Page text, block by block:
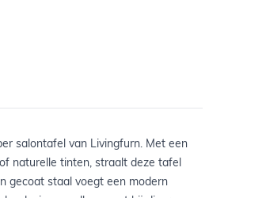
salontafel van Livingfurn. Met een
naturelle tinten, straalt deze tafel
gecoat staal voegt een modern